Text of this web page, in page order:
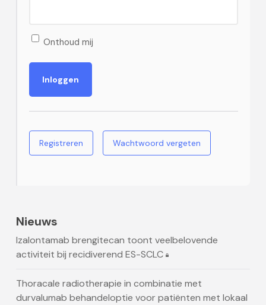
Onthoud mij
Registreren Wachtwoord vergeten
Nieuws
Izalontamab brengitecan toont veelbelovende
activiteit bij recidiverend ES-SCLC
Thoracale radiotherapie in combinatie met
durvalumab behandeloptie voor patiënten met lokaal